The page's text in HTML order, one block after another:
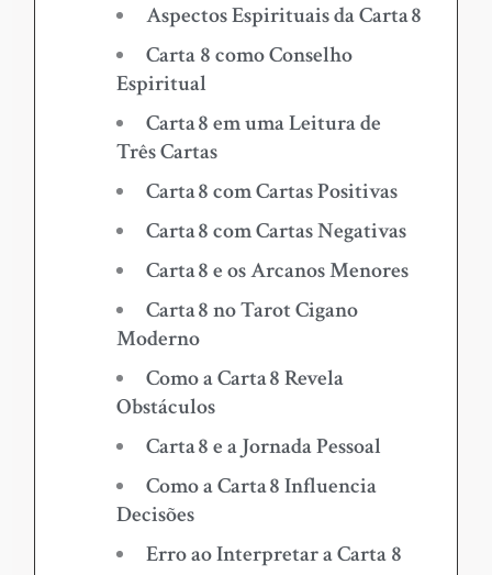
Aspectos Espirituais da Carta 8
Carta 8 como Conselho
Espiritual
Carta 8 em uma Leitura de
Três Cartas
Carta 8 com Cartas Positivas
Carta 8 com Cartas Negativas
Carta 8 e os Arcanos Menores
Carta 8 no Tarot Cigano
Moderno
Como a Carta 8 Revela
Obstáculos
Carta 8 e a Jornada Pessoal
Como a Carta 8 Influencia
Decisões
Erro ao Interpretar a Carta 8